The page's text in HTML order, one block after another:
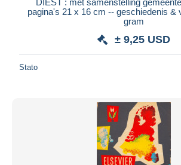
pagina's 21 x 16 cm -- geschiedenis &
gram
± 9,25 USD
Stato